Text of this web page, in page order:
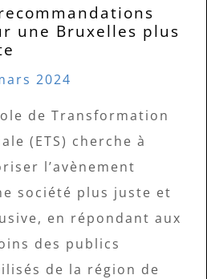
une Bruxelles plus
2024
de Transformation
(ETS) cherche à
l’avènement
société plus juste et
en répondant aux
des publics
de la région de